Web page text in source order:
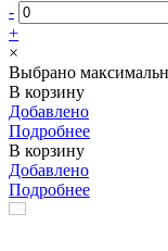
-
+
×
Выбрано
В корзину
Добавлено
Подробнее
В корзину
Добавлено
Подробнее